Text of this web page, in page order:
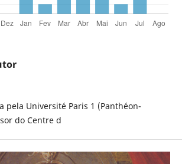
pela Université Paris 1 (Panthéon-
do Centre d